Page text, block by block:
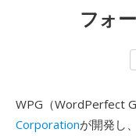
フォ
WPG（WordPerfect
Corporationが開発し